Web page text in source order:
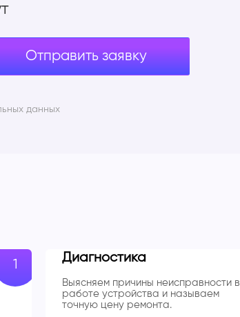
Отправить заявку
данных
Диагностика
Выясняем причины неисправности в
работе устройства и называем
точную цену ремонта.